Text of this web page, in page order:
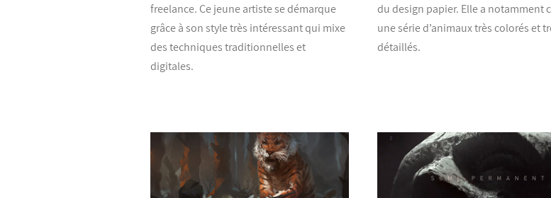
freelance. Ce jeune artiste se démarque
grâce à son style très intéressant qui mixe
des techniques traditionnelles et
digitales.
du design papier. Elle a notamment
une série d’animaux très colorés et
détaillés.